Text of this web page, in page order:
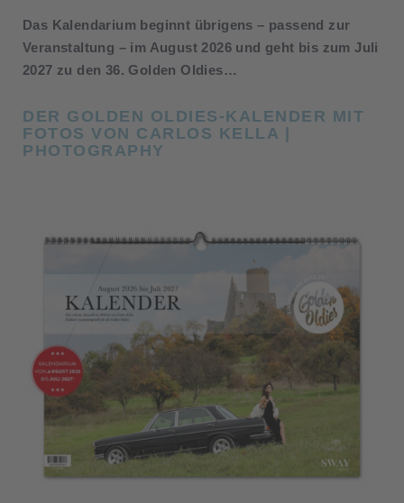
Das Kalendarium beginnt übrigens – passend zur
Veranstaltung – im August 2026 und geht bis zum Juli
2027 zu den 36. Golden Oldies…
DER GOLDEN OLDIES-KALENDER MIT
FOTOS VON CARLOS KELLA |
PHOTOGRAPHY